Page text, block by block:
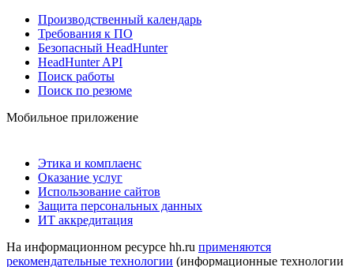
Производственный календарь
Требования к ПО
Безопасный HeadHunter
HeadHunter API
Поиск работы
Поиск по резюме
Мобильное приложение
Этика и комплаенс
Оказание услуг
Использование сайтов
Защита персональных данных
ИТ аккредитация
На информационном ресурсе hh.ru применяются
рекомендательные технологии (информационные технологии